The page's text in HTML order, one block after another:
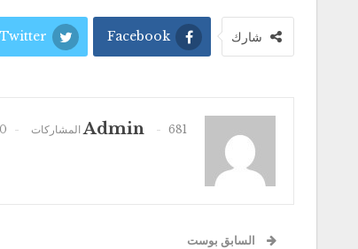
شارك Facebook
Twitter
Admin 681 المشاركات 0 تعليقات
السابق بوست